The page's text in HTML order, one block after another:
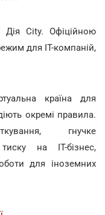
City. Офіційною
для IT-компаній,
країна для
окремі правила.
гнучке
на ІТ-бізнес,
для іноземних